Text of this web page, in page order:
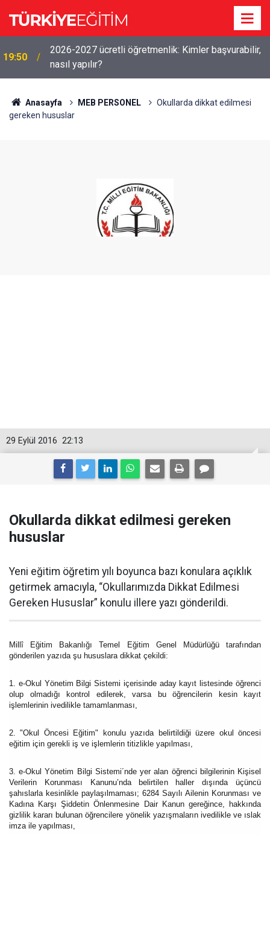
19:50
2026-2027 ücretli öğretmenlik: Kimler başvurabilir,
nasıl yapılır?
Anasayfa MEB PERSONEL
Okullarda dikkat edilmesi
gereken hususlar
22:13
29 Eylül 2016
Okullarda dikkat edilmesi gereken
hususlar
Yeni eğitim öğretim yılı boyunca bazı konulara açıklık
getirmek amacıyla, “Okullarımızda Dikkat Edilmesi
Gereken Hususlar” konulu illere yazı gönderildi.
Millî Eğitim Bakanlığı Temel Eğitim Genel Müdürlüğü tarafından
gönderilen yazıda şu hususlara dikkat çekildi:
1. e-Okul Yönetim Bilgi Sistemi içerisinde aday kayıt listesinde öğrenci
olup olmadığı kontrol edilerek, varsa bu öğrencilerin kesin kayıt
işlemlerinin ivedilikle tamamlanması,
2. "Okul Öncesi Eğitim" konulu yazıda belirtildiği üzere okul öncesi
eğitim için gerekli iş ve işlemlerin titizlikle yapılması,
3. e-Okul Yönetim Bilgi Sistemi´nde yer alan öğrenci bilgilerinin Kişisel
Verilerin Korunması Kanunu’nda belirtilen haller dışında üçüncü
şahıslarla kesinlikle paylaşılmaması; 6284 Sayılı Ailenin Korunması ve
Kadına Karşı Şiddetin Önlenmesine Dair Kanun gereğince, hakkında
gizlilik kararı bulunan öğrencilere yönelik yazışmaların ivedilikle ve ıslak
imza ile yapılması,